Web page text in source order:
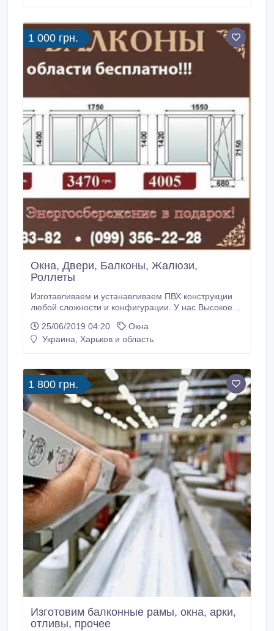
сложности.
1 000 грн.
Окна, Двери, Балконы, Жалюзи,
Роллеты
Изготавливаем и устанавливаем ПВХ конструкции
любой сложности и конфигурации. У нас Высокое
производителя + постоянная система скидок и
бонусов. Вызов замерщика, доставка, установка по
25/06/2019 04:20
Окна
Украина, Харьков и область
1 800 грн.
Изготовим балконные рамы, окна, арки,
отливы, прочее